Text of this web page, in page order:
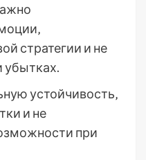
стратегии и не
убытках.
устойчивость‚
и не
при